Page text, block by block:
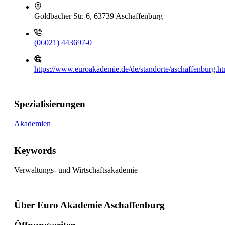
Goldbacher Str. 6, 63739 Aschaffenburg
(06021) 443697-0
https://www.euroakademie.de/de/standorte/
Spezialisierungen
Akademien
Keywords
Verwaltungs- und Wirtschaftsakademie
Über Euro Akademie Aschaffenburg